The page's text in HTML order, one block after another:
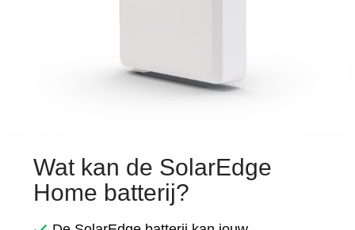
Wat kan de SolarEdge
Home batterij?